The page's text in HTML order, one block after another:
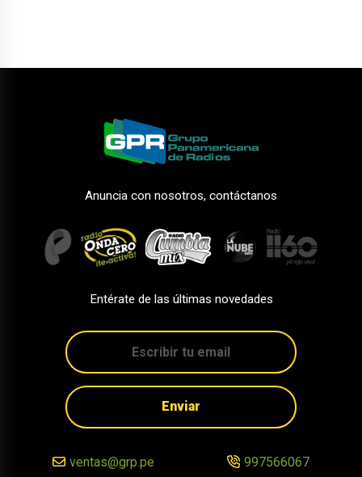
Anuncia con nosotros, contáctanos
Entérate de las últimas novedades
Enviar
ventas@grp.pe 997566067